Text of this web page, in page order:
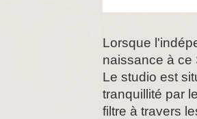
Lorsque
naissance à ce
Le studio est
tranquillité par
filtre à travers